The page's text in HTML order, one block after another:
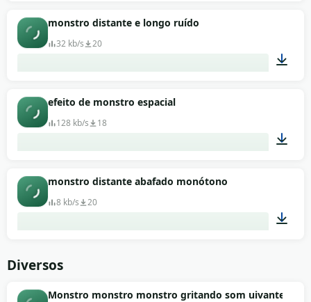
monstro distante e longo ruído
32 kb/s 20
efeito de monstro espacial
128 kb/s 18
monstro distante abafado monótono
8 kb/s 20
Diversos
Monstro monstro monstro gritando som uivante